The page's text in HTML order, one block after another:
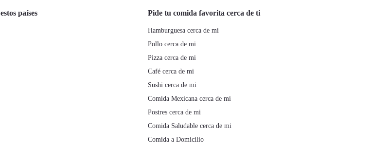
países Pide tu comida favorita cerca de ti
Hamburguesa cerca de mi
Pollo cerca de mi
Pizza cerca de mi
Café cerca de mi
Sushi cerca de mi
Comida Mexicana cerca de mi
Postres cerca de mi
Comida Saludable cerca de mi
Comida a Domicilio